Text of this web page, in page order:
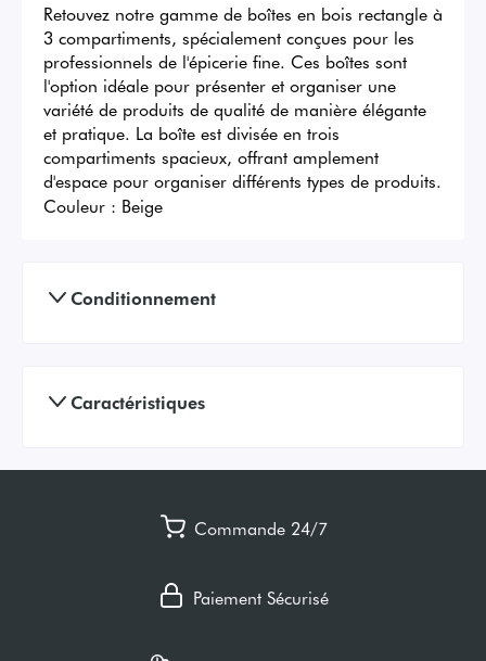
Retouvez notre gamme de boîtes en bois rectangle à
3 compartiments, spécialement conçues pour les
professionnels de l'épicerie fine. Ces boîtes sont
l'option idéale pour présenter et organiser une
variété de produits de qualité de manière élégante
et pratique. La boîte est divisée en trois
compartiments spacieux, offrant amplement
d'espace pour organiser différents types de produits.
Couleur : Beige
Conditionnement
Caractéristiques
Commande 24/7
Paiement Sécurisé